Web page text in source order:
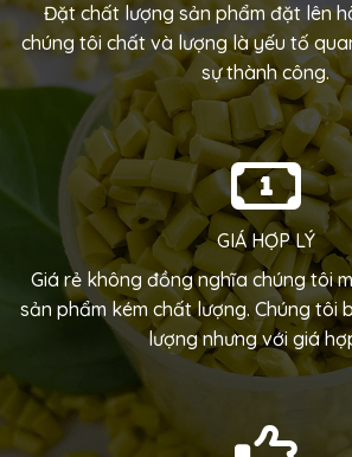
Đặt chất lượng sản phẩm đặt lên
chúng tôi chất và lượng là yếu tố
sự thành công.
GIÁ HỢP LÝ
Giá rẻ không đồng nghĩa chúng tôi
sản phẩm kém chất lượng. Chúng tôi
lượng nhưng với giá